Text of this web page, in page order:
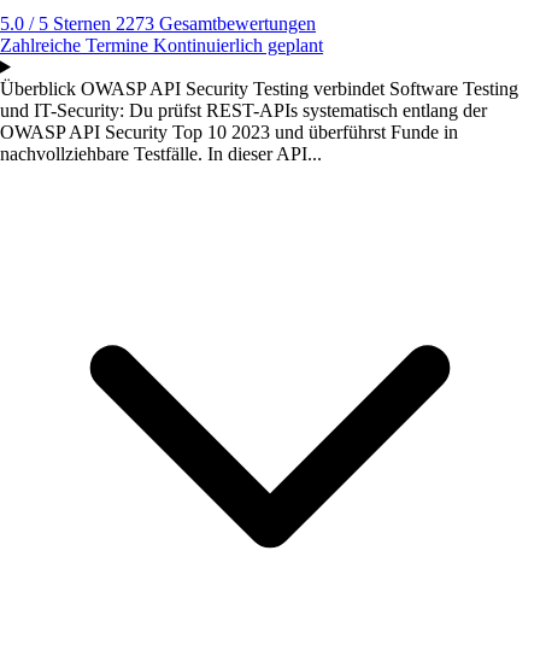
5.0 / 5 Sternen 2273 Gesamtbewertungen
Zahlreiche Termine Kontinuierlich geplant
Überblick OWASP API Security Testing verbindet Software Testing
und IT-Security: Du prüfst REST-APIs systematisch entlang der
OWASP API Security Top 10 2023 und überführst Funde in
nachvollziehbare Testfälle. In dieser API...